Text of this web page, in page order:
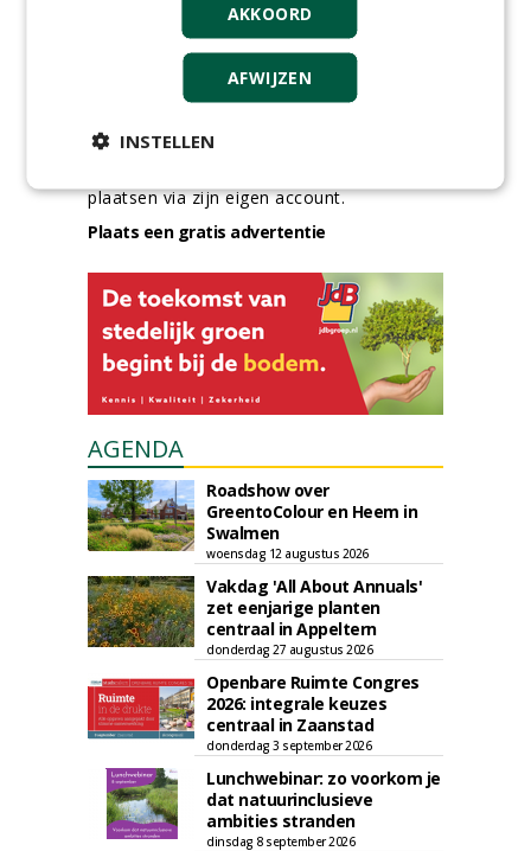
GREEN OUTLET
plaatsen via zijn eigen account.
Plaats een gratis advertentie
AGENDA
Roadshow over
GreentoColour en Heem in
Swalmen
woensdag 12 augustus 2026
Vakdag 'All About Annuals'
zet eenjarige planten
centraal in Appeltern
donderdag 27 augustus 2026
Openbare Ruimte Congres
2026: integrale keuzes
centraal in Zaanstad
donderdag 3 september 2026
Lunchwebinar: zo voorkom je
dat natuurinclusieve
ambities stranden
dinsdag 8 september 2026
AKKOORD
AFWIJZEN
INSTELLEN